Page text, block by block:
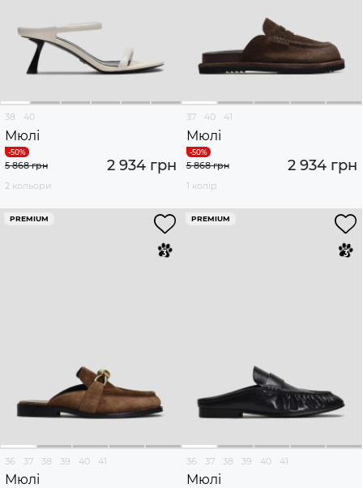
38 40
Мюлі
2 934 грн
5 868 грн
2 кольори
37 40 41
Мюлі
2 934 грн
5 868 грн
1 колір
PREMIUM
36 37 38 39 40 41
Мюлі
PREMIUM
36 37 38 39 40 41
Мюлі